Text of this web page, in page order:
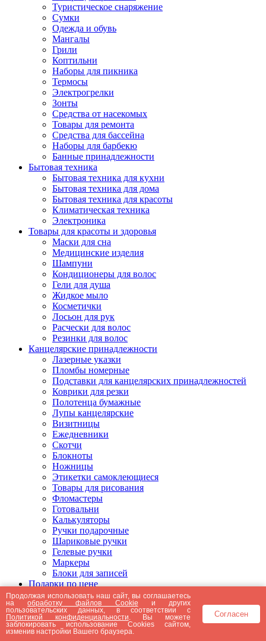
Туристическое снаряжение
Сумки
Одежда и обувь
Мангалы
Грили
Коптильни
Наборы для пикника
Термосы
Электрогрелки
Зонты
Средства от насекомых
Товары для ремонта
Средства для бассейна
Наборы для барбекю
Банные принадлежности
Бытовая техника
Бытовая техника для кухни
Бытовая техника для дома
Бытовая техника для красоты
Климатическая техника
Электроника
Товары для красоты и здоровья
Маски для сна
Медицинские изделия
Шампуни
Кондиционеры для волос
Гели для душа
Жидкое мыло
Косметички
Лосьон для рук
Расчески для волос
Резинки для волос
Канцелярские принадлежности
Лазерные указки
Пломбы номерные
Подставки для канцелярских принадлежностей
Коврики для резки
Полотенца бумажные
Лупы канцелярские
Визитницы
Ежедневники
Скотчи
Блокноты
Ножницы
Этикетки самоклеющиеся
Товары для рисования
Фломастеры
Готовальни
Калькуляторы
Ручки подарочные
Шариковые ручки
Гелевые ручки
Маркеры
Блоки для записей
Подарки по цене
Подарки от 5000 рублей
Подарки до 5000 рублей
Подарки до 3000 рублей
Подарки до 2000 рублей
Подарки до 1000 рублей
Продолжая использовать наш сайт, вы соглашаетесь
наобработку файлов Cookie и других
пользовательских данных, в соответствии с
Политикой конфиденциальности . Вы можете
заблокировать использование Cookies сайтом,
изменив настройки Вашего браузера.
Согласен